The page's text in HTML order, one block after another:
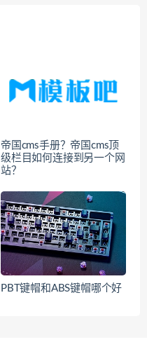
帝国cms手册？帝国cms顶
级栏目如何连接到另一个网
站？
PBT键帽和ABS键帽哪个好